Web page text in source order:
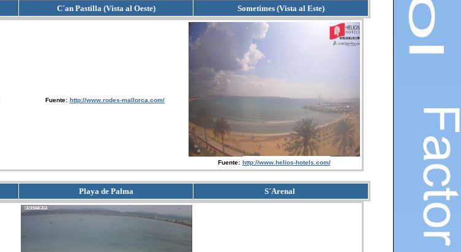
C´an Pastilla (Vista al Oeste) Sometimes (Vista al Este)
Fuente: http://www.rodes-mallorca.com/
Fuente: http://www.helios-hotels.com/
Playa de Palma S´Arenal